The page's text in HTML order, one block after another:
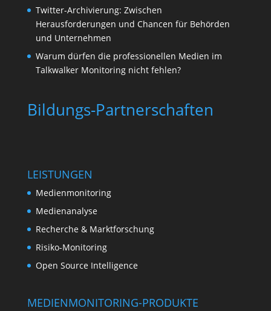
Twitter-Archivierung: Zwischen
Herausforderungen und Chancen für Behörden
und Unternehmen
Warum dürfen die professionellen Medien im
Talkwalker Monitoring nicht fehlen?
Bildungs-Partnerschaften
LEISTUNGEN
Medienmonitoring
Medienanalyse
Recherche & Marktforschung
Risiko-Monitoring
Open Source Intelligence
MEDIENMONITORING-PRODUKTE